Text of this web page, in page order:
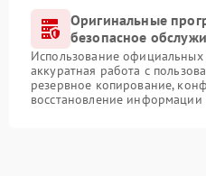
Оригинальные
безопасное
Использование
аккуратная работа с
резервное копирование,
восстановление